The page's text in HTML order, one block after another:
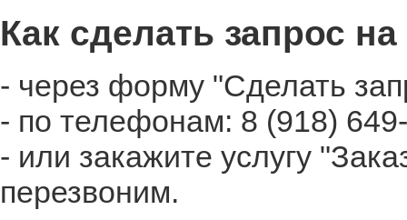
Как сделать запрос на
- через форму "Сделать
- по телефонам: 8 (918)
- или закажите услугу
перезвоним.